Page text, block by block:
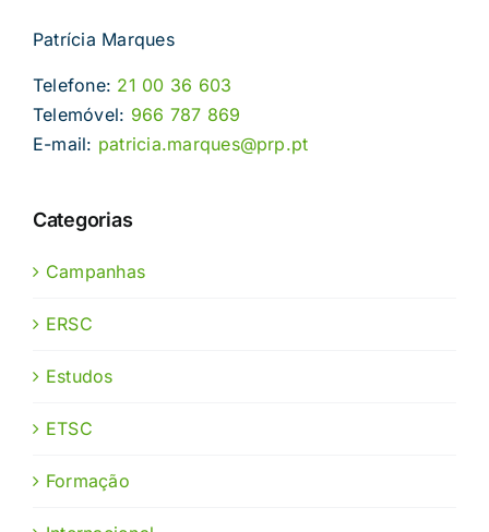
Patrícia Marques
Telefone: 21 00 36 603
Telemóvel: 966 787 869
E-mail: patricia.marques@prp.pt
Categorias
Campanhas
ERSC
Estudos
ETSC
Formação